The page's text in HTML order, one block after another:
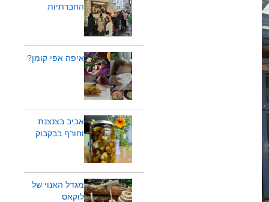
החברתיות
איפה אפי קומן?
אביב בצנצנת
וחורף בבקבוק
מגדל האנוי של
לוקאס